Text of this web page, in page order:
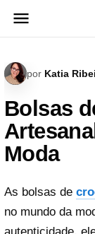
para
por Katia
Bolsas
Moda
As bolsas de
no mundo da